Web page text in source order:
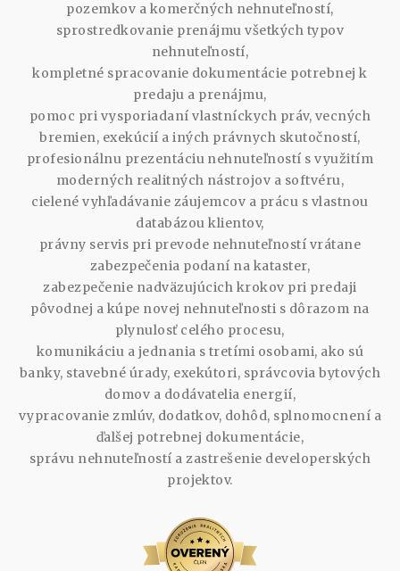
pozemkov a komerčných nehnuteľností,
sprostredkovanie prenájmu všetkých typov
nehnuteľností,
kompletné spracovanie dokumentácie potrebnej k
predaju a prenájmu,
pomoc pri vysporiadaní vlastníckych práv, vecných
bremien, exekúcií a iných právnych skutočností,
profesionálnu prezentáciu nehnuteľností s využitím
moderných realitných nástrojov a softvéru,
cielené vyhľadávanie záujemcov a prácu s vlastnou
databázou klientov,
právny servis pri prevode nehnuteľností vrátane
zabezpečenia podaní na kataster,
zabezpečenie nadväzujúcich krokov pri predaji
pôvodnej a kúpe novej nehnuteľnosti s dôrazom na
plynulosť celého procesu,
komunikáciu a jednania s tretími osobami, ako sú
banky, stavebné úrady, exekútori, správcovia bytových
domov a dodávatelia energií,
vypracovanie zmlúv, dodatkov, dohôd, splnomocnení a
ďalšej potrebnej dokumentácie,
správu nehnuteľností a zastrešenie developerských
projektov.